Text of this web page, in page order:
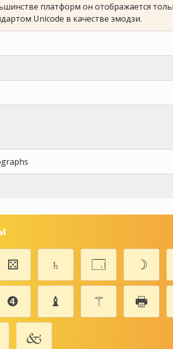
платформ он отображается
Unicode в качестве эмодзи.
⚄ ♄ 🗔 ☽
❹ ♝ ⚚ 🖶
🙵